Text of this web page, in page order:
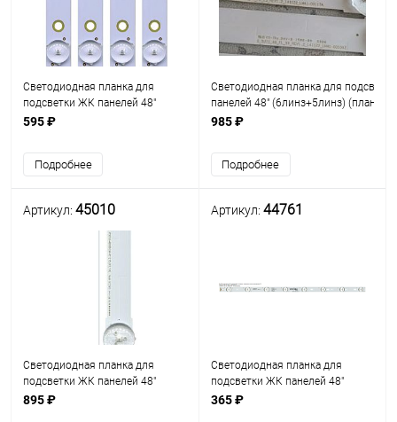
Светодиодная планка для
подсветки ЖК панелей 48"
(5линз) TCL 48" (3V) CRH-
мм 5 линз)
595 ₽
Подробнее
Светодиодная планка для
панелей 48" (6линз+5линз) (планка
частей)
+ S_5U75_48_FL_L5_REV
985 ₽
Подробнее
Артикул: 45010
Светодиодная планка для
подсветки ЖК панелей 48"
(6линз+5линз) V5DU-480DCA-
895 ₽
Артикул: 44761
Светодиодная планка для
подсветки ЖК панелей 48"
(8линз) LED48D8-03(D) (480 мм
365 ₽